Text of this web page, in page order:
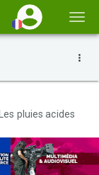
la
pluies acides